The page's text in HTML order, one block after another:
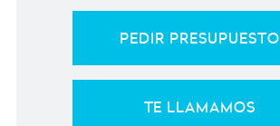
PEDIR PRESUPUESTO
TE LLAMAMOS